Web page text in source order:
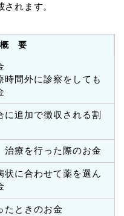
れます。
概 要
時間外に診察をしても
に追加で徴収される割
治療を行った際のお金
状に合わせて薬を選ん
たときのお金